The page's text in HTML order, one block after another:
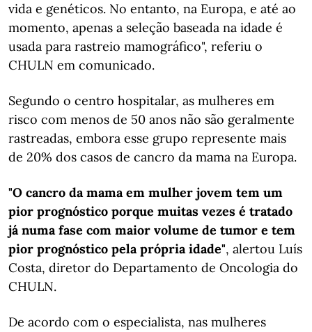
vida e genéticos. No entanto, na Europa, e até ao
momento, apenas a seleção baseada na idade é
usada para rastreio mamográfico", referiu o
CHULN em comunicado.
Segundo o centro hospitalar, as mulheres em
risco com menos de 50 anos não são geralmente
rastreadas, embora esse grupo represente mais
de 20% dos casos de cancro da mama na Europa.
"O cancro da mama em mulher jovem tem um
pior prognóstico porque muitas vezes é tratado
já numa fase com maior volume de tumor e tem
pior prognóstico pela própria idade", alertou Luís
Costa, diretor do Departamento de Oncologia do
CHULN.
De acordo com o especialista, nas mulheres